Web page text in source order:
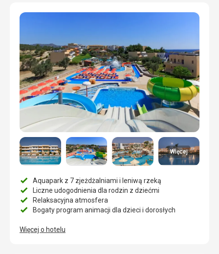
Więcej
Aquapark z 7 zjeżdżalniami i leniwą rzeką
Liczne udogodnienia dla rodzin z dziećmi
Relaksacyjna atmosfera
Bogaty program animacji dla dzieci i dorosłych
Więcej o hotelu